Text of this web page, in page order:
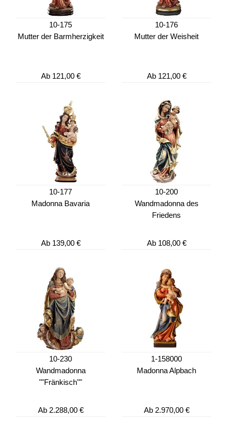
10-175
Mutter der Barmherzigkeit
Ab121,00 €
10-176
Mutter der Weisheit
Ab121,00 €
10-177
Madonna Bavaria
Ab139,00 €
10-200
Wandmadonna des
Friedens
Ab108,00 €
10-230
Wandmadonna
""Fränkisch""
Ab2.288,00 €
1-158000
Madonna Alpbach
Ab2.970,00 €